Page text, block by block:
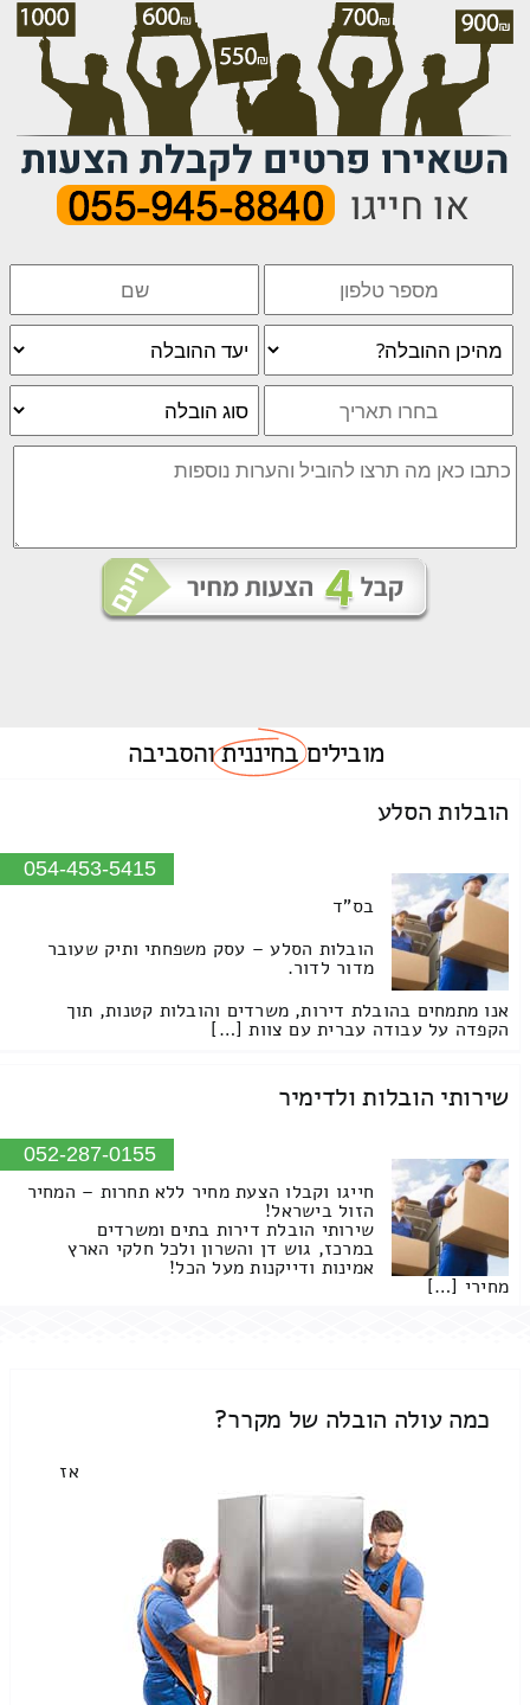
מוביליםבחינניתוהסביבה
הובלות הסלע
054-453-5415
בס"ד
הובלות הסלע – עסק משפחתי ותיק שעובר
מדור לדור.
אנו מתמחים בהובלת דירות, משרדים והובלות קטנות, תוך
הקפדה על עבודה עברית עם צוות […]
שירותי הובלות ולדימיר
052-287-0155
חייגו וקבלו הצעת מחיר ללא תחרות – המחיר
הזול בישראל!
שירותי הובלת דירות בתים ומשרדים
במרכז, גוש דן והשרון ולכל חלקי הארץ
אמינות ודייקנות מעל הכל!
מחירי […]
כמה עולה הובלה של מקרר?
אז